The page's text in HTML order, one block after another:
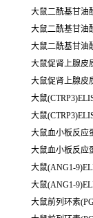
大鼠二酰基甘油
大鼠二酰基甘油
大鼠二酰基甘油
大鼠促肾上腺皮
大鼠促肾上腺皮
大鼠
大鼠
大鼠血小板反应
大鼠血小板反应
大鼠(ANG1-
大鼠(ANG1-
大鼠前列环素